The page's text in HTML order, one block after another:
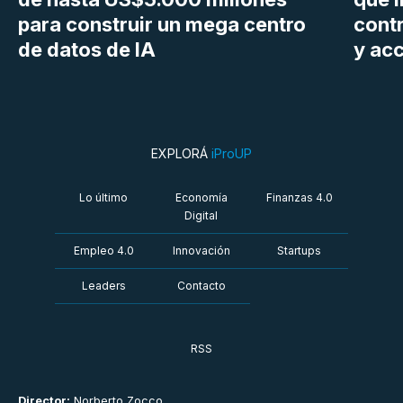
para construir un mega centro
de datos de IA
y
EXPLORÁ iProUP
Lo último
Economía
Digital
Finanzas 4.0
Empleo 4.0 Innovación Startups
Leaders Contacto
RSS